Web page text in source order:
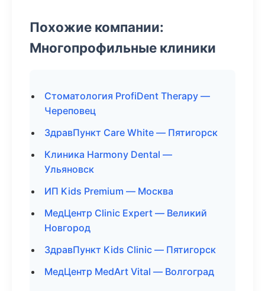
Похожие компании:
Многопрофильные клиники
Стоматология ProfiDent Therapy —
Череповец
ЗдравПункт Care White — Пятигорск
Клиника Harmony Dental —
Ульяновск
ИП Kids Premium — Москва
МедЦентр Clinic Expert — Великий
Новгород
ЗдравПункт Kids Clinic — Пятигорск
МедЦентр MedArt Vital — Волгоград